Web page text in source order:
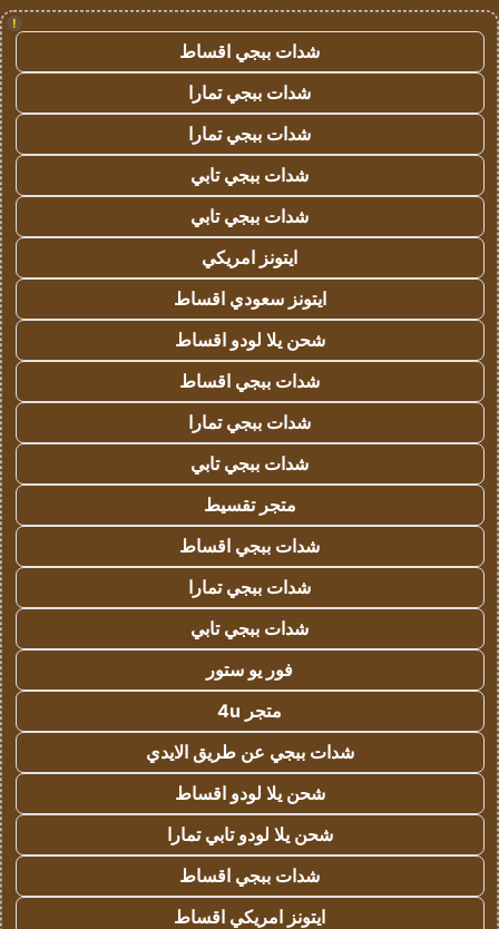
!
شدات ببجي اقساط
شدات ببجي تمارا
شدات ببجي تمارا
شدات ببجي تابي
شدات ببجي تابي
ايتونز امريكي
ايتونز سعودي اقساط
شحن يلا لودو اقساط
شدات ببجي اقساط
شدات ببجي تمارا
شدات ببجي تابي
متجر تقسيط
شدات ببجي اقساط
شدات ببجي تمارا
شدات ببجي تابي
فور يو ستور
متجر 4u
شدات ببجي عن طريق الايدي
شحن يلا لودو اقساط
شحن يلا لودو تابي تمارا
شدات ببجي اقساط
ايتونز امريكي اقساط